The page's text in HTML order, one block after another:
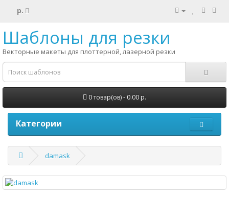
р.
Шаблоны для резки
Векторные макеты для плоттерной, лазерной резки
0 товар(ов) - 0.00 р.
Категории
damask